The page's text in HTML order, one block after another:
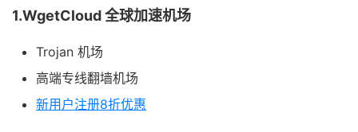
1.WgetCloud 全球加速机场
Trojan 机场
高端专线翻墙机场
新用户注册8折优惠